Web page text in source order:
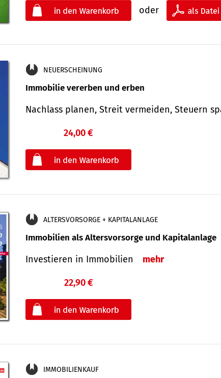
oder
NEUERSCHEINUNG
Immobilie vererben und erben
Nachlass planen, Streit vermeiden, Steuern
24,00 €
ALTERSVORSORGE + KAPITALANLAGE
Immobilien als Altersvorsorge und Kapitalanlage
Investieren in Immobilien mehr
22,90 €
IMMOBILIENKAUF